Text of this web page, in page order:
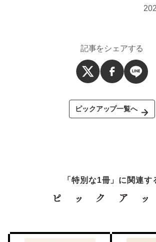
記事をシェアする
ピックアップ一覧へ
「特別な1冊」に関連す